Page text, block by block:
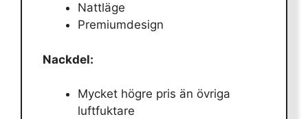
Nattläge
Premiumdesign
Nackdel:
Mycket högre pris än övriga
luftfuktare